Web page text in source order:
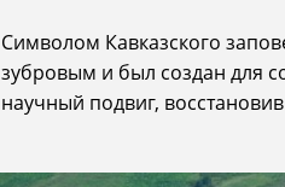
Символом Кавказского
зубровым и был создан для
научный подвиг,